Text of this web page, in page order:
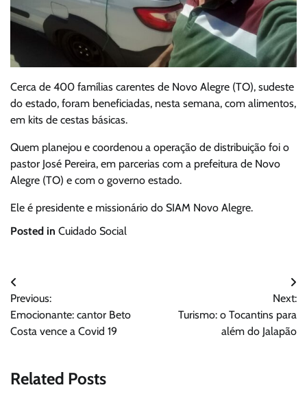
Cerca de 400 famílias carentes de Novo Alegre (TO), sudeste
do estado, foram beneficiadas, nesta semana, com alimentos,
em kits de cestas básicas.
Quem planejou e coordenou a operação de distribuição foi o
pastor José Pereira, em parcerias com a prefeitura de Novo
Alegre (TO) e com o governo estado.
Ele é presidente e missionário do SIAM Novo Alegre.
Posted in Cuidado Social
Navegação
de
Post
Previous:
Emocionante: cantor Beto
Costa vence a Covid 19
Next:
Turismo: o Tocantins para
além do Jalapão
Related Posts